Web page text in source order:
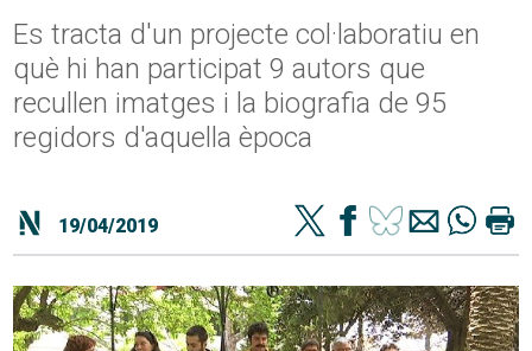
Es tracta d'un projecte col·laboratiu en
què hi han participat 9 autors que
recullen imatges i la biografia de 95
regidors d'aquella època
19/04/2019